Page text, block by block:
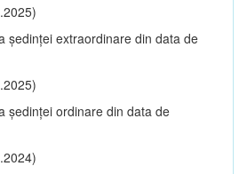
şedinţei extraordinare din data de
şedinţei ordinare din data de